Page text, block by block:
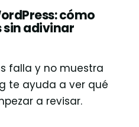
cómo
adivinar
falla y no muestra
te ayuda a ver qué
a revisar.